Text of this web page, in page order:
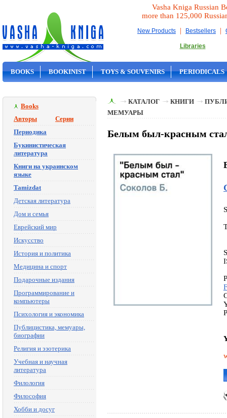
Vasha Kniga Russian
more than 125,000
New Products | Bestsellers |
Libraries
BOOKS BOOKINIST TOYS & SOUVENIRS PERIODICALS
Books
Авторы
Серии
Периодика
Букинистическая
литература
Книги на украинском
языке
Tamizdat
Детская литература
Дом и семья
Еврейский мир
Искусство
История и политика
Медицина и спорт
Подарочные издания
Программирование и
компьютеры
Психология и экономика
Публицистика, мемуары,
биографии
Религия и эзотерика
Учебная и научная
литература
Филология
Философия
Хобби и досуг
КАТАЛОГ КНИГИ
МЕМУАРЫ
Белым был-красным